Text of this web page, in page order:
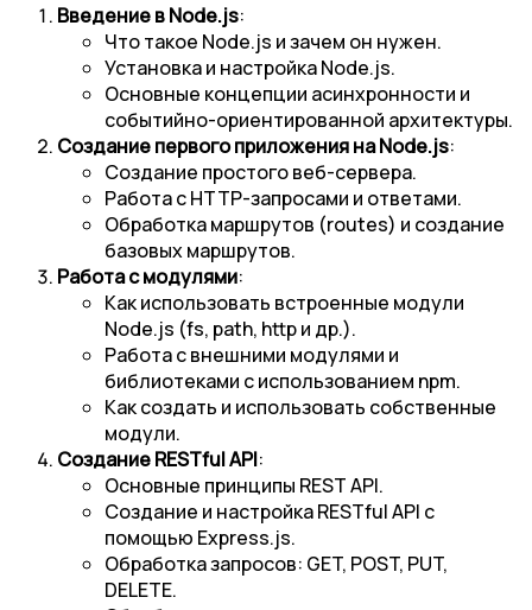
Введение в Node.js:
Что такое Node.js и зачем он нужен.
Установка и настройка Node.js.
Основные концепции асинхронности и
событийно-ориентированной архитектуры.
Создание первого приложения на Node.js:
Создание простого веб-сервера.
Работа с HTTP-запросами и ответами.
Обработка маршрутов (routes) и создание
базовых маршрутов.
Работа с модулями:
Как использовать встроенные модули
Node.js (fs, path, http и др.).
Работа с внешними модулями и
библиотеками с использованием npm.
Как создать и использовать собственные
модули.
Создание RESTful API:
Основные принципы REST API.
Создание и настройка RESTful API с
помощью Express.js.
Обработка запросов: GET, POST, PUT,
DELETE.